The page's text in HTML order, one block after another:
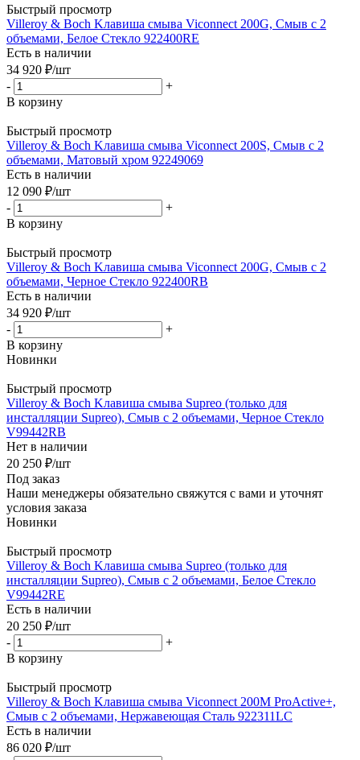
Быстрый просмотр
Villeroy & Boch Kлавиша смыва Viconnect 200G, Смыв с 2
объемами, Белое Стекло 922400RE
Есть в наличии
34 920 ₽/шт
-
+
В корзину
Быстрый просмотр
Villeroy & Boch Kлавиша смыва Viconnect 200S, Смыв с 2
объемами, Матовый хром 92249069
Есть в наличии
12 090 ₽/шт
-
+
В корзину
Быстрый просмотр
Villeroy & Boch Kлавиша смыва Viconnect 200G, Смыв с 2
объемами, Черное Стекло 922400RB
Есть в наличии
34 920 ₽/шт
-
+
В корзину
Новинки
Быстрый просмотр
Villeroy & Boch Kлавиша смыва Supreo (только для
инсталляции Supreo), Смыв с 2 объемами, Черное Стекло
V99442RB
Нет в наличии
20 250 ₽/шт
Под заказ
Наши менеджеры обязательно свяжутся с вами и уточнят
условия заказа
Новинки
Быстрый просмотр
Villeroy & Boch Kлавиша смыва Supreo (только для
инсталляции Supreo), Смыв с 2 объемами, Белое Стекло
V99442RE
Есть в наличии
20 250 ₽/шт
-
+
В корзину
Быстрый просмотр
Villeroy & Boch Kлавиша смыва Viconnect 200M ProActive+,
Смыв с 2 объемами, Нержавеющая Сталь 922311LC
Есть в наличии
86 020 ₽/шт